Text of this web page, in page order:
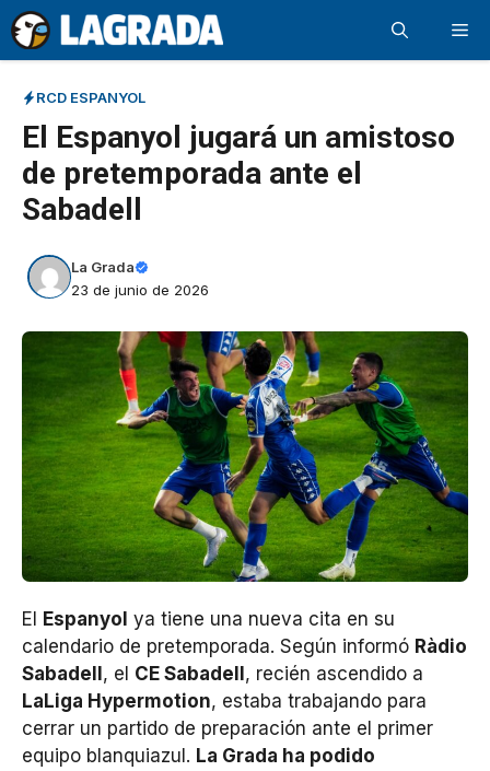
Saltar
al
contenido
RCD ESPANYOL
El Espanyol jugará un amistoso
de pretemporada ante el
Sabadell
La Grada
23 de junio de 2026
El Espanyol ya tiene una nueva cita en su
calendario de pretemporada. Según informó Ràdio
Sabadell , el CE Sabadell , recién ascendido a
LaLiga Hypermotion, estaba trabajando para
cerrar un partido de preparación ante el primer
equipo blanquiazul. La Grada ha podido